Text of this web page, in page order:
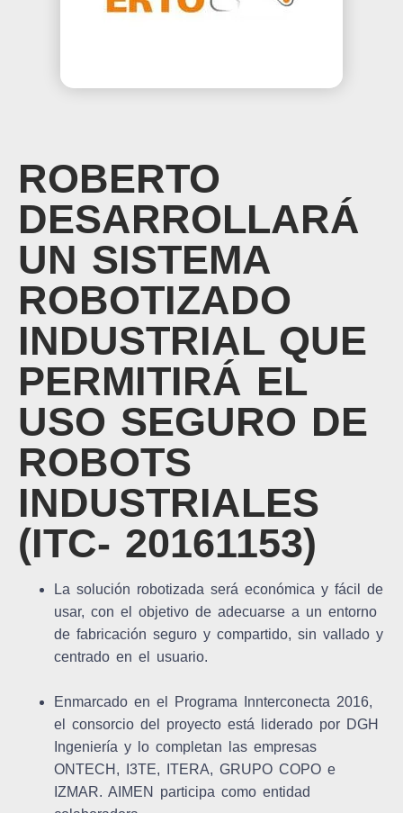
ROBERTO
DESARROLLARÁ
UN SISTEMA
ROBOTIZADO
INDUSTRIAL QUE
PERMITIRÁ EL
USO SEGURO DE
ROBOTS
INDUSTRIALES
(ITC- 20161153)
La solución robotizada será económica y fácil de
usar, con el objetivo de adecuarse a un entorno
de fabricación seguro y compartido, sin vallado y
centrado en el usuario.
Enmarcado en el Programa Innterconecta 2016,
el consorcio del proyecto está liderado por DGH
Ingeniería y lo completan las empresas
ONTECH, I3TE, ITERA, GRUPO COPO e
IZMAR. AIMEN participa como entidad